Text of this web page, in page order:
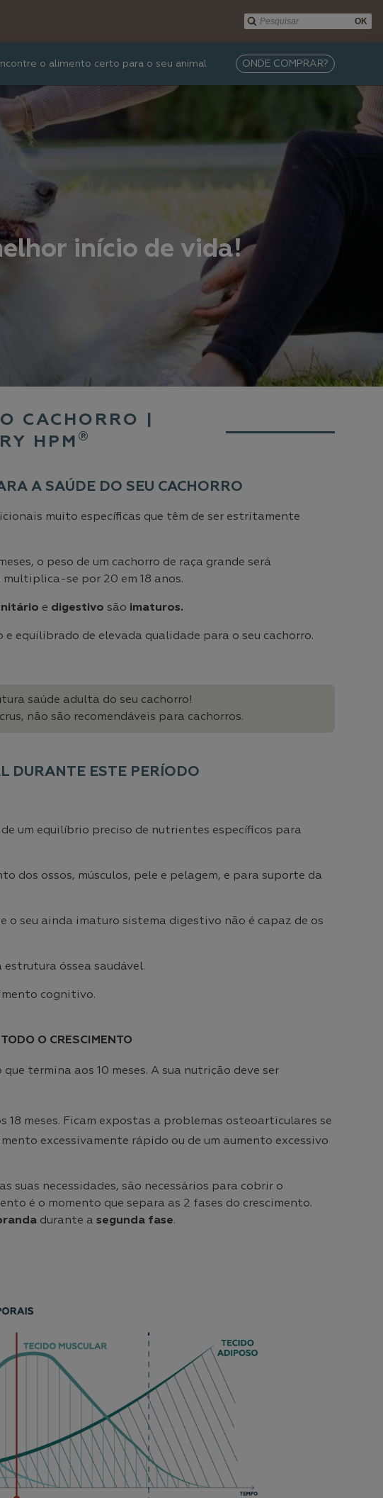
OK
o alimento certo para o seu animal ONDE COMPRAR?
início de vida!
CACHORRO |
HPM ®
A SAÚDE DO SEU CACHORRO
muito específicas que têm de ser estritamente
o peso de um cachorro de raça grande será
se por 20 em 18 anos.
e digestivo são imaturos.
equilibrado de elevada qualidade para o seu cachorro.
saúde adulta do seu cachorro!
não são recomendáveis para cachorros.
DURANTE ESTE PERÍODO
um equilíbrio preciso de nutrientes específicos para
dos ossos, músculos, pele e pelagem, e para suporte da
o seu ainda imaturo sistema digestivo não é capaz de os
estrutura óssea saudável.
cognitivo.
O CRESCIMENTO
termina aos 10 meses. A sua nutrição deve ser
18 meses. Ficam expostas a problemas osteoarticulares se
excessivamente rápido ou de um aumento excessivo
suas necessidades, são necessários para cobrir o
é o momento que separa as 2 fases do crescimento.
durante a segunda fase.